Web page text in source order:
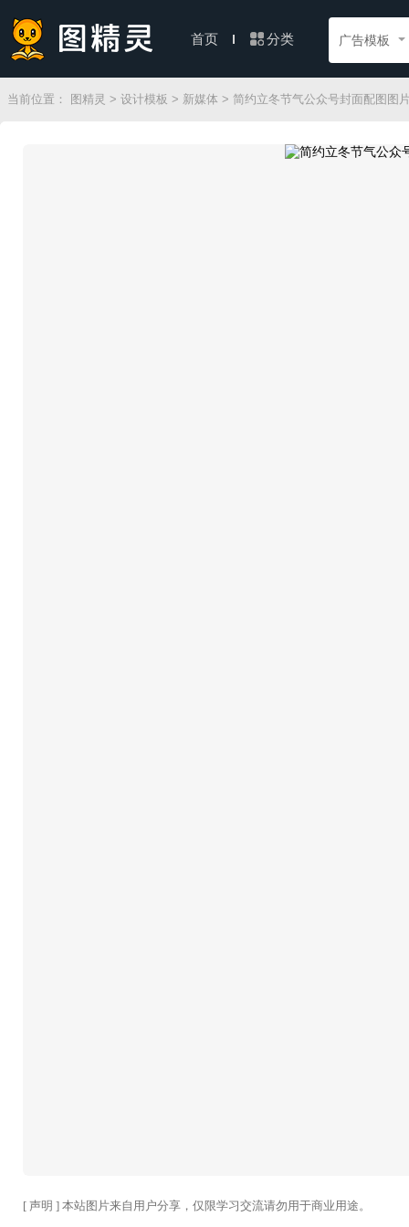
首页 分类 广告模板
当前位置： 图精灵 > 设计模板 > 新媒体 > 简约立冬节气公众号封面配图图
[ 声明 ] 本站图片来自用户分享，仅限学习交流请勿用于商业用途。